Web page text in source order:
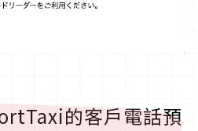
的客戶電話預